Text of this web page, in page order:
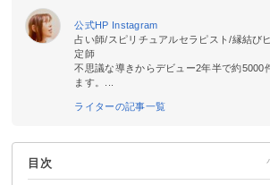
公式HP Instagram
占い師/スピリチュアルセラピスト/縁結び
定師
不思議な導きからデビュー2年半で約5000
ます。...
ライターの記事一覧
目次